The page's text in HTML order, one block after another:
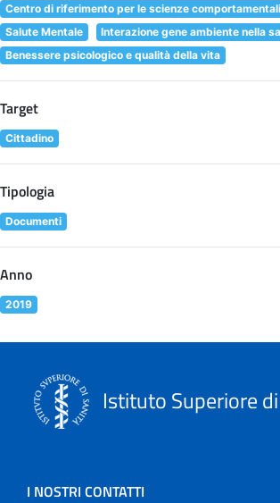
Centro di riferimento per le scienze
Salute Mentale
Interazione gene ambiente nella
Benessere psicologico e qualità della vita
Target
Cittadino
Tipologia
Documenti
Anno
2019
Istituto Superiore
I NOSTRI CONTATTI